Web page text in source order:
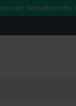
der